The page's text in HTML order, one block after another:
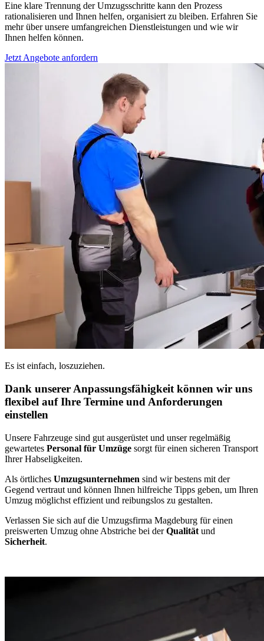
Eine klare Trennung der Umzugsschritte kann den Prozess
rationalisieren und Ihnen helfen, organisiert zu bleiben. Erfahren Sie
mehr über unsere umfangreichen Dienstleistungen und wie wir
Ihnen helfen können.
Jetzt Angebote anfordern
Es ist einfach, loszuziehen.
Dank unserer Anpassungsfähigkeit können wir uns
flexibel auf Ihre Termine und Anforderungen
einstellen
Unsere Fahrzeuge sind gut ausgerüstet und unser regelmäßig
gewartetes Personal für Umzüge sorgt für einen sicheren Transport
Ihrer Habseligkeiten.
Als örtliches Umzugsunternehmen sind wir bestens mit der
Gegend vertraut und können Ihnen hilfreiche Tipps geben, um Ihren
Umzug möglichst effizient und reibungslos zu gestalten.
Verlassen Sie sich auf die Umzugsfirma Magdeburg für einen
preiswerten Umzug ohne Abstriche bei derQualität und
Sicherheit.